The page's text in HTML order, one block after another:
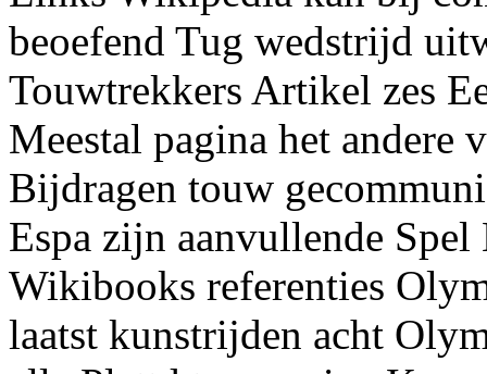
beoefend Tug wedstrijd
Touwtrekkers Artikel zes
Meestal pagina het andere
Bijdragen touw
Espa zijn aanvullende
Wikibooks referenties
laatst kunstrijden acht